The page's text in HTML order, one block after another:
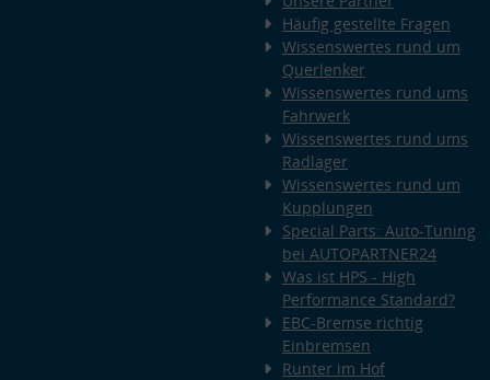
Häufig gestellte Fragen
Wissenswertes rund um
Querlenker
Wissenswertes rund ums
Fahrwerk
Wissenswertes rund ums
Radlager
Wissenswertes rund um
Kupplungen
Special Parts: Auto-Tuning
bei AUTOPARTNER24
Was ist HPS - High
Performance Standard?
EBC-Bremse richtig
Einbremsen
Runter im Hof